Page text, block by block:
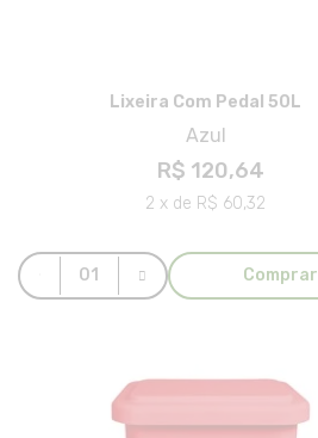
Lixeira Com Pedal 50L
Azul
R$ 120,64
2 x de R$ 60,32
Comprar